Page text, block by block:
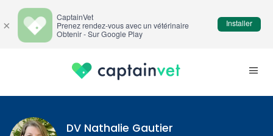
DV Nathalie Gautier
×
CaptainVet
Prenez rendez-vous avec un vétérinaire
Obtenir - Sur Google Play
Installer